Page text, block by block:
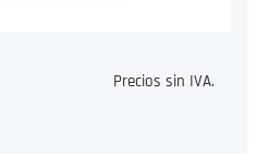
Precios sin IVA.